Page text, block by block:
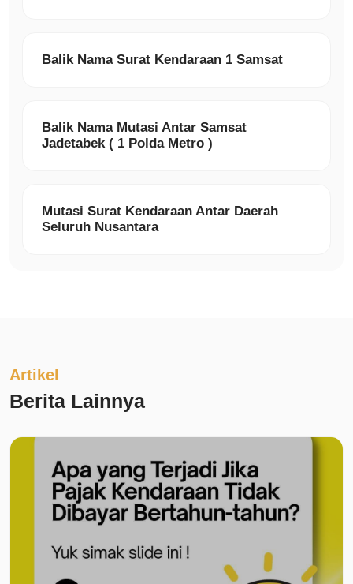
Balik Nama Surat Kendaraan 1 Samsat
Balik Nama Mutasi Antar Samsat
Jadetabek ( 1 Polda Metro )
Mutasi Surat Kendaraan Antar Daerah
Seluruh Nusantara
Artikel
Berita Lainnya